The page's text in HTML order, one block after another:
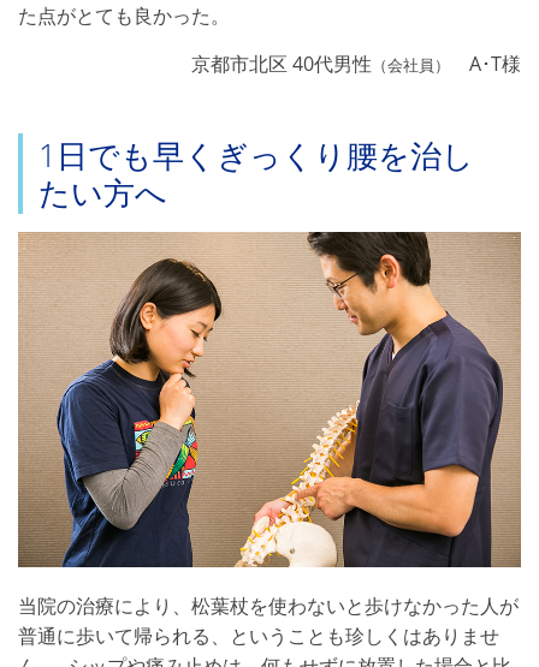
た点がとても良かった。
京都市北区 40代男性 （会社員） A･T様
1日でも早くぎっくり腰を治し
たい方へ
当院の治療により、松葉杖を使わないと歩けなかった人が
普通に歩いて帰られる、ということも珍しくはありませ